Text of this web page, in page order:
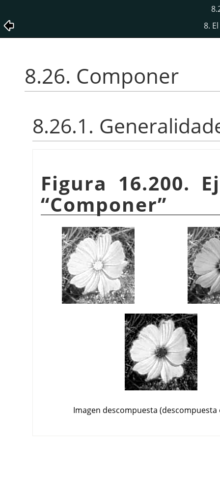
8.
8.26. Componer
8.26.1.
Figura 16.200.
“Componer”
Imagen descompuesta (descompuesta